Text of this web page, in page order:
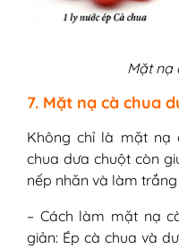
Mặt nạ
7. Mặt nạ cà chua
Không chỉ là mặt nạ
chua dưa chuột còn
nếp nhăn và làm
– Cách làm mặt nạ
giản: Ép cà chua và